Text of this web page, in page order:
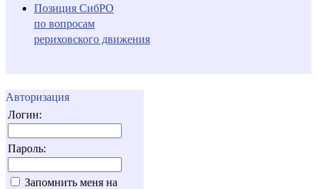
Позиция СибРО
по вопросам
рериховского движения
Авторизация
Логин:
Пароль:
Запомнить меня на